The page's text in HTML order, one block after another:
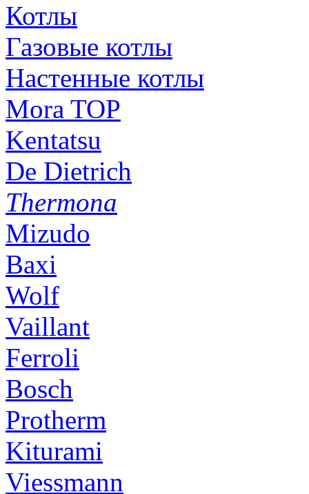
Котлы
Газовые котлы
Настенные котлы
Mora TOP
Kentatsu
De Dietrich
Thermona
Mizudo
Baxi
Wolf
Vaillant
Ferroli
Bosch
Protherm
Kiturami
Viessmann